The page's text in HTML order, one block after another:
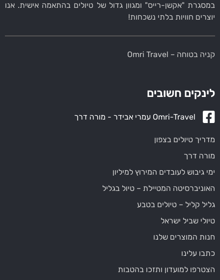
במסגרת "אקשן-רייס" ומגוון גדול של טיולים בהתאמה אישית. אנו
יוצרים חוויות בלתי נשכחות!
קניה בטוחה – Omri Travel
לינקים חשובים
Omri-Travel עמרי אבידר - מורה דרך
מדריך טיולים בצפון
מורה דרך
ימי גיבוש לעובדים המירוץ למיליון
האוניברסיטה המטיילת – טיול בגליל
גליל קליל – טיולים בטבע
טיולי שביל ישראל
חנות המוצרים שלנו
כתבו עלינו
הצטרפו למועדון ותזכו בהטבות